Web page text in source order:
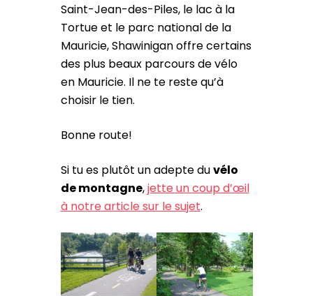
Saint-Jean-des-Piles, le lac à la
Tortue et le parc national de la
Mauricie, Shawinigan offre certains
des plus beaux parcours de vélo
en Mauricie. Il ne te reste qu’à
choisir le tien.
Bonne route!
Si tu es plutôt un adepte duvélo
de montagne,jette un coup d’œil
à notre article sur le sujet.